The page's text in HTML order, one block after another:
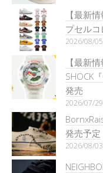
【最新
プセル
2026/08/
【最新
SHOCK
発売
2026/07/
発売予定
2026/08/